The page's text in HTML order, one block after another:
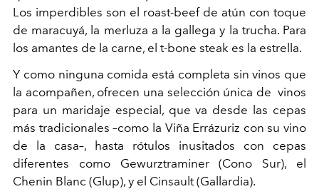
Los imperdibles son el roast-beef de atún con toque
de maracuyá, la merluza a la gallega y la trucha. Para
los amantes de la carne, el t-bone steak es la estrella.
Y como ninguna comida está completa sin vinos que
la acompañen, ofrecen una selección única de vinos
para un maridaje especial, que va desde las cepas
más tradicionales –como la Viña Errázuriz con su vino
de la casa–, hasta rótulos inusitados con cepas
diferentes como Gewurztraminer (Cono Sur), el
Chenin Blanc (Glup), y el Cinsault (Gallardia).